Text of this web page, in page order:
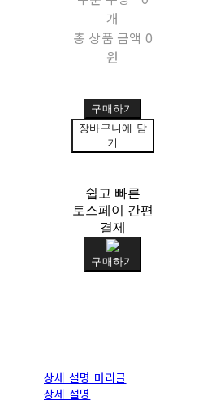
개
총 상품 금액 0
원
구매하기
장바구니에 담
기
쉽고 빠른
토스페이 간편
결제
구매하기
상세 설명 머리글
상세 설명